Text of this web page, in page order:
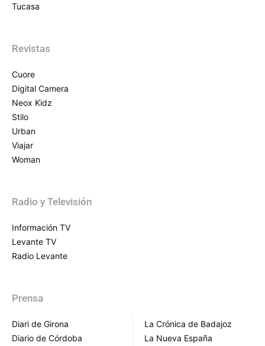
Tucasa
Revistas
Cuore
Digital Camera
Neox Kidz
Stilo
Urban
Viajar
Woman
Radio y Televisión
Información TV
Levante TV
Radio Levante
Prensa
Diari de Girona
Diario de Córdoba
La Crónica de Badajoz
La Nueva España